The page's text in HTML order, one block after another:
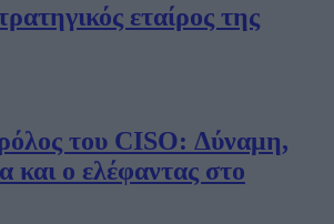
εταίρος της
του CISO: Δύναμη,
και ο ελέφαντας στο